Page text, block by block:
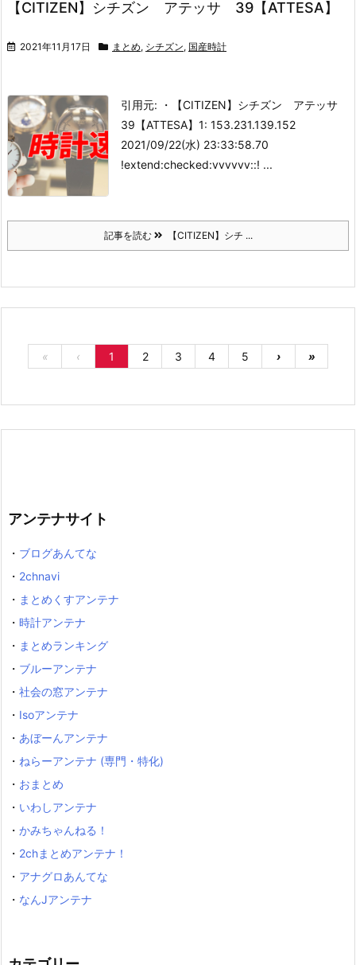
【CITIZEN】シチズン アテッサ 39【ATTESA】
2021年11月17日 まとめ, シチズン, 国産時計
引用元: ・【CITIZEN】シチズン アテッサ
39【ATTESA】 1: 153.231.139.152
2021/09/22(水) 23:33:58.70
!extend:checked:vvvvvv::! ...
記事を読む 【CITIZEN】シチ ...
« ‹ 1 2 3 4 5 › »
アンテナサイト
・ ブログあんてな
・ 2chnavi
・ まとめくすアンテナ
・ 時計アンテナ
・ まとめランキング
・ ブルーアンテナ
・ 社会の窓アンテナ
・ Isoアンテナ
・ あぼーんアンテナ
・ ねらーアンテナ (専門・特化)
・ おまとめ
・ いわしアンテナ
・ かみちゃんねる！
・ 2chまとめアンテナ！
・ アナグロあんてな
・ なんJアンテナ